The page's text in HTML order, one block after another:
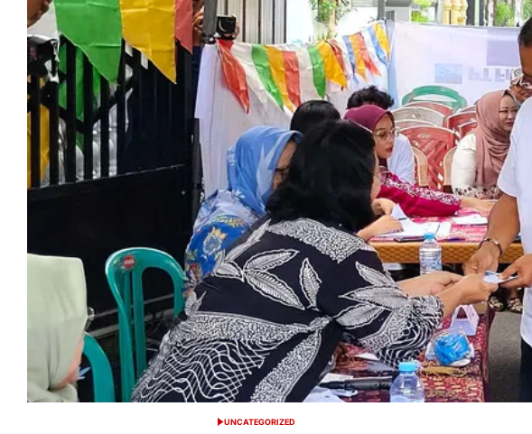
POSTED
UNCATEGORIZED